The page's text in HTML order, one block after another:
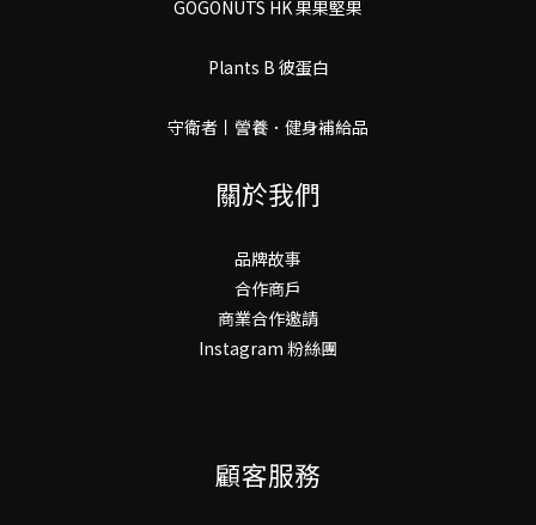
GOGONUTS HK 果果堅果
Plants B 彼蛋白
守衛者丨謍養．健身補給品
關於我們
品牌故事
合作商戶
商業合作邀請
Instagram 粉絲團
顧客服務